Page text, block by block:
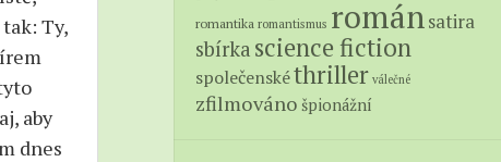
Ty,
aby
dnes
romantika romantismus románsatira
sbírka science fiction
společenskéthriller válečné
zfilmováno špionážní